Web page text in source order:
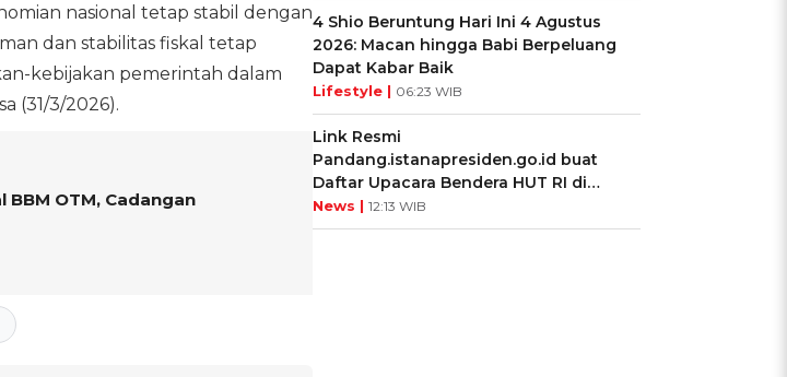
nasional tetap stabil dengan
dan stabilitas fiskal tetap
kebijakan pemerintah dalam
(31/3/2026).
OTM, Cadangan
4 Shio Beruntung Hari Ini 4 Agustus
2026: Macan hingga Babi Berpeluang
Dapat Kabar Baik
Lifestyle | 06:23 WIB
Link Resmi
Pandang.istanapresiden.go.id buat
Daftar Upacara Bendera HUT RI di
Istana Negara
News | 12:13 WIB